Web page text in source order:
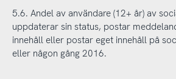
5.6. Andel av användare (12+ år) av
uppdaterar sin status, postar
innehåll eller postar eget innehåll på
eller någon gång 2016.